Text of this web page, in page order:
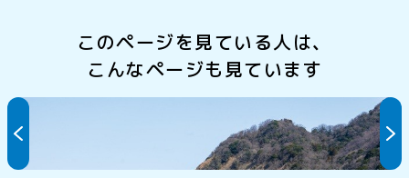
このページを見ている人は、
こんなページも見ています